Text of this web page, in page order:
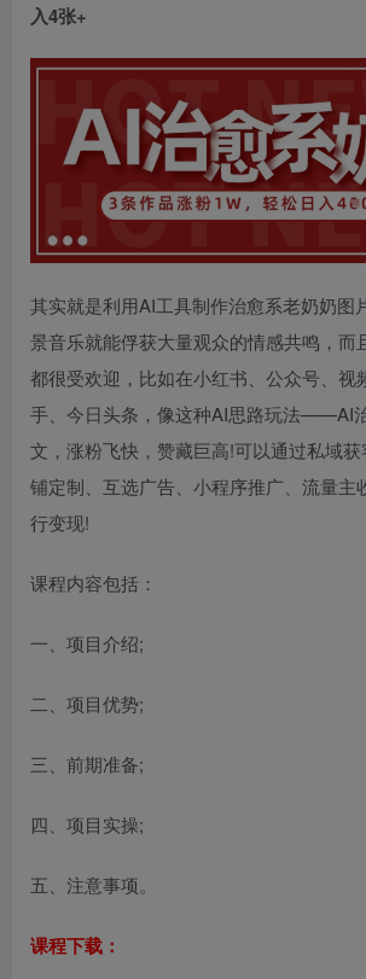
入4张+
其实就是利用AI工具制作治愈系老奶奶图
景音乐就能俘获大量观众的情感共鸣，而
都很受欢迎，比如在小红书、公众号、视
手、今日头条，像这种AI思路玩法——AI
文，涨粉飞快，赞藏巨高!可以通过私域
铺定制、互选广告、小程序推广、流量主
行变现!
课程内容包括：
一、项目介绍;
二、项目优势;
三、前期准备;
四、项目实操;
五、注意事项。
课程下载：